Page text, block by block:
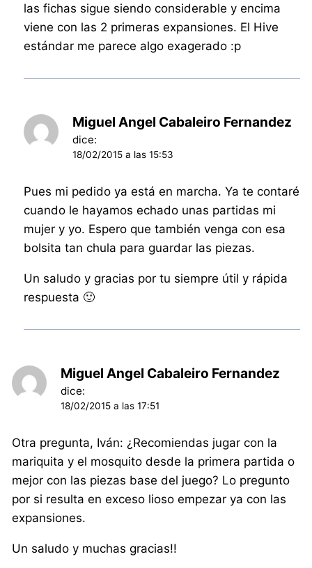
las fichas sigue siendo considerable y encima
viene con las 2 primeras expansiones. El Hive
estándar me parece algo exagerado :p
Miguel Angel Cabaleiro Fernandez
dice:
18/02/2015 a las 15:53
Pues mi pedido ya está en marcha. Ya te contaré
cuando le hayamos echado unas partidas mi
mujer y yo. Espero que también venga con esa
bolsita tan chula para guardar las piezas.
Un saludo y gracias por tu siempre útil y rápida
respuesta 🙂
Miguel Angel Cabaleiro Fernandez
dice:
18/02/2015 a las 17:51
Otra pregunta, Iván: ¿Recomiendas jugar con la
mariquita y el mosquito desde la primera partida o
mejor con las piezas base del juego? Lo pregunto
por si resulta en exceso lioso empezar ya con las
expansiones.
Un saludo y muchas gracias!!